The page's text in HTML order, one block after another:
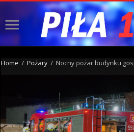
Home / Pożary / Nocny pożar budynku